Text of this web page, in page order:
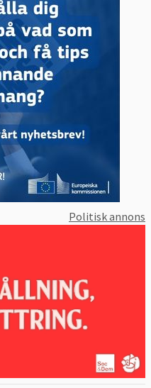
Politisk annons